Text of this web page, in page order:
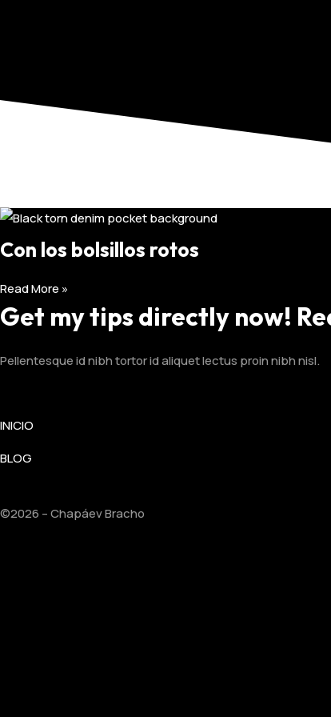
Con los bolsillos rotos
Read More »
Get my tips directly now!
Pellentesque id nibh tortor id aliquet lectus proin nibh nisl.
INICIO
BLOG
©2026 – Chapáev Bracho